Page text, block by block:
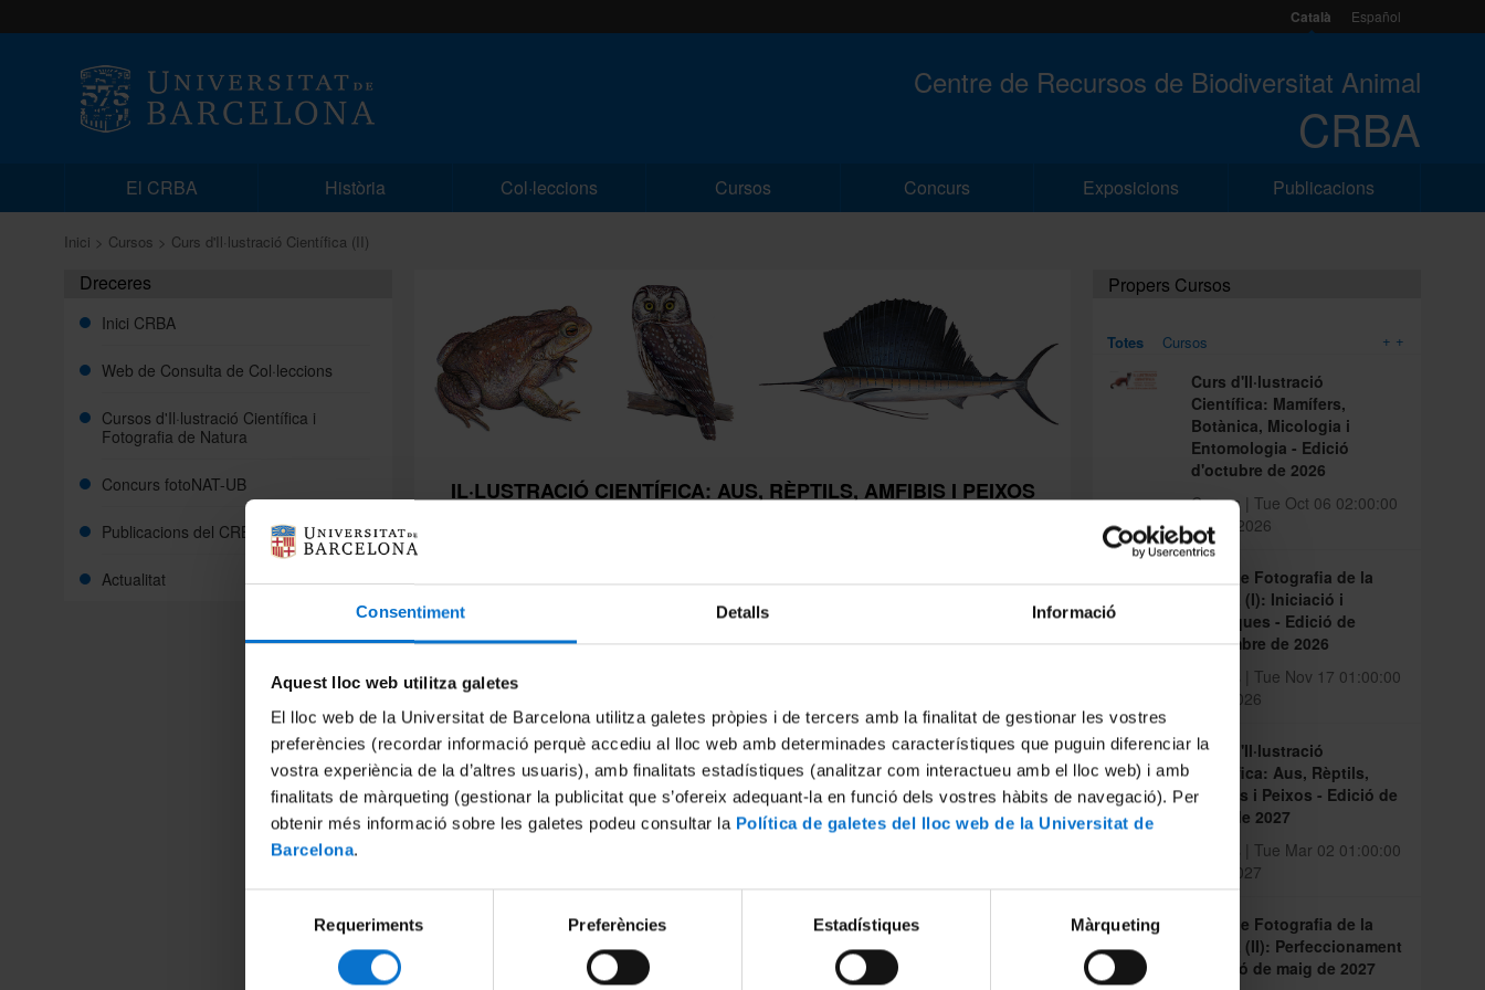
Consentiment Detalls Informació
Aquest lloc web utilitza galetes
El lloc web de la Universitat de Barcelona utilitza galetes pròpies i de tercers amb la finalitat de gestionar les vostres
preferències (recordar informació perquè accediu al lloc web amb determinades característiques que puguin diferenciar la
vostra experiència de la d’altres usuaris), amb finalitats estadístiques (analitzar com interactueu amb el lloc web) i amb
finalitats de màrqueting (gestionar la publicitat que s’ofereix adequant-la en funció dels vostres hàbits de navegació). Per
obtenir més informació sobre les galetes podeu consultar la Política de galetes del lloc web de la Universitat de
Barcelona.
consentiment
Requeriments Preferències Estadístiques Màrqueting
Català Español
Centre de Recursos de Biodiversitat Animal
CRBA
El CRBA Història Col·leccions Cursos Concurs Exposicions Publicacions
Inici Cursos Curs d'Il·lustració Científica (II)
Dreceres
Inici CRBA
Web de Consulta de Col·leccions
Cursos d'Il·lustració Científica i
Fotografia de Natura
Concurs fotoNAT-UB
Publicacions del CRBA
Actualitat
IL·LUSTRACIÓ CIENTÍFICA: AUS, RÈPTILS, AMFIBIS I PEIXOS
Dades generals
Tipus de Curs:
30 hores - convalidables per 3 Crèdits ECTS
Dates:
2, 4, 9, 11, 16 i 18 de març de 2027 de 18h a 21h (sessions teòric-pràctiques), 6, 7 i
13 de març de 2027 (sortides pràctiques)
Propers Cursos
Totes Cursos + +
Curs d'Il·lustració
Científica: Mamífers,
Botànica, Micologia i
Entomologia - Edició
d'octubre de 2026
Cursos | Tue Oct 06 02:00:00
CEST 2026
Curs de Fotografia de la
Natura (I): Iniciació i
Tècniques - Edició de
novembre de 2026
Cursos | Tue Nov 17 01:00:00
CET 2026
Curs d'Il·lustració
Científica: Aus, Rèptils,
Amfibis i Peixos - Edició de
març de 2027
Cursos | Tue Mar 02 01:00:00
CET 2027
Curs de Fotografia de la
Natura (II): Perfeccionament
- Edició de maig de 2027